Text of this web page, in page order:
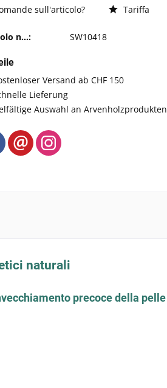
sull'articolo?
Tariffa
n...: SW10418
Versand ab CHF 150
Lieferung
Auswahl an Arvenholzprodukten
naturali
precoce della pelle